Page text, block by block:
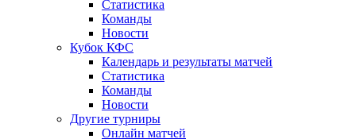
Статистика
Команды
Новости
Кубок КФС
Календарь и результаты матчей
Статистика
Команды
Новости
Другие турниры
Онлайн матчей